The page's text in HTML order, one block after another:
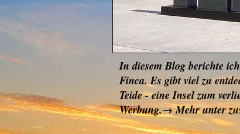
In diesem Blog berichte
Finca. Es gibt viel zu
Teide - eine Insel zum
Werbung.→ Mehr unter